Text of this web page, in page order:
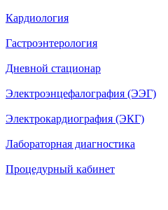
Кардиология
Гастроэнтерология
Дневной стационар
Электроэнцефалография (ЭЭГ)
Электрокардиография (ЭКГ)
Лабораторная диагностика
Процедурный кабинет